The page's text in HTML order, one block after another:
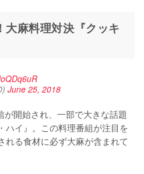
大麻料理対決『クッキ
June 25, 2018
開始され、一部で大きな話題
ハイ』。この料理番組が注目を
れる食材に必ず大麻が含まれて